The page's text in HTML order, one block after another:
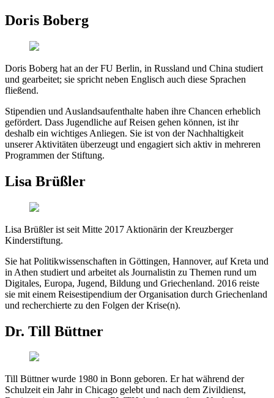
Doris Boberg
Doris Boberg hat an der FU Berlin, in Russland und China studiert
und gearbeitet; sie spricht neben Englisch auch diese Sprachen
fließend.
Stipendien und Auslandsaufenthalte haben ihre Chancen erheblich
gefördert. Dass Jugendliche auf Reisen gehen können, ist ihr
deshalb ein wichtiges Anliegen. Sie ist von der Nachhaltigkeit
unserer Aktivitäten überzeugt und engagiert sich aktiv in mehreren
Programmen der Stiftung.
Lisa Brüßler
Lisa Brüßler ist seit Mitte 2017 Aktionärin der Kreuzberger
Kinderstiftung.
Sie hat Politikwissenschaften in Göttingen, Hannover, auf Kreta und
in Athen studiert und arbeitet als Journalistin zu Themen rund um
Digitales, Europa, Jugend, Bildung und Griechenland. 2016 reiste
sie mit einem Reisestipendium der Organisation durch Griechenland
und recherchierte zu den Folgen der Krise(n).
Dr. Till Büttner
Till Büttner wurde 1980 in Bonn geboren. Er hat während der
Schulzeit ein Jahr in Chicago gelebt und nach dem Zivildienst,